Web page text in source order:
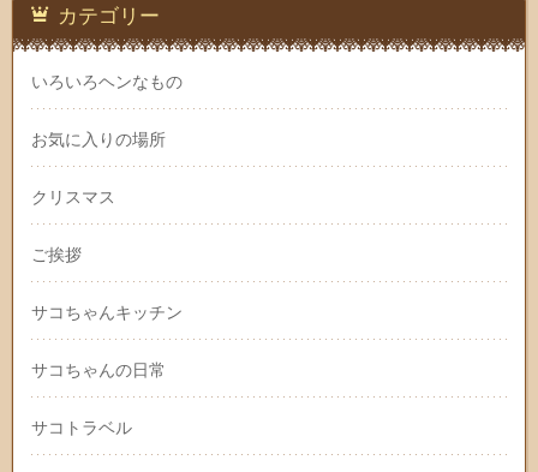
カテゴリー
いろいろヘンなもの
お気に入りの場所
クリスマス
ご挨拶
サコちゃんキッチン
サコちゃんの日常
サコトラベル